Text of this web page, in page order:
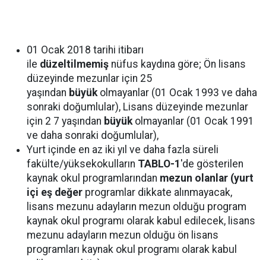
01 Ocak 2018 tarihi itibarı
ile düzeltilmemiş nüfus kaydına göre; Ön lisans
düzeyinde mezunlar için 25
yaşından büyük olmayanlar (01 Ocak 1993 ve daha
sonraki doğumlular), Lisans düzeyinde mezunlar
için 2 7 yaşından büyük olmayanlar (01 Ocak 1991
ve daha sonraki doğumlular),
Yurt içinde en az iki yıl ve daha fazla süreli
fakülte/yüksekokulların TABLO-1 'de gösterilen
kaynak okul programlarından mezun olanlar (yurt
içi eş değer programlar dikkate alınmayacak,
lisans mezunu adayların mezun olduğu program
kaynak okul programı olarak kabul edilecek, lisans
mezunu adayların mezun olduğu ön lisans
programları kaynak okul programı olarak kabul